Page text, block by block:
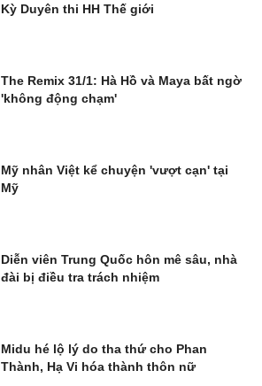
Kỳ Duyên thi HH Thế giới
The Remix 31/1: Hà Hồ và Maya bất ngờ
'không động chạm'
Mỹ nhân Việt kể chuyện 'vượt cạn' tại
Mỹ
Diễn viên Trung Quốc hôn mê sâu, nhà
đài bị điều tra trách nhiệm
Midu hé lộ lý do tha thứ cho Phan
Thành, Hạ Vi hóa thành thôn nữ